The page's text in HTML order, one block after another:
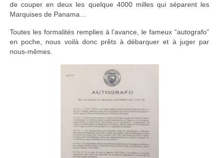
de couper en deux les quelque 4000 milles qui séparent les
Marquises de Panama…
Toutes les formalités remplies à l’avance, le fameux “autografo”
en poche, nous voilà donc prêts à débarquer et à juger par
nous-mêmes.